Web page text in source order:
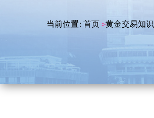
当前位置: 首页 >黄金交易知识